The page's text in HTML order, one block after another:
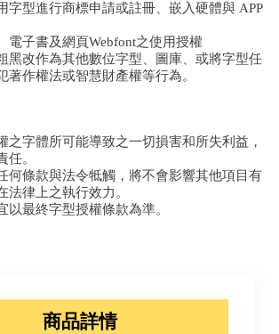
字型進行商標申請或註冊、嵌入硬體與 APP
電子書及網頁Webfont之使用授權
黑改作為其他數位字型、圖庫、或將字型任
著作權法或智慧財產權等行為。
之字體所可能導致之一切損害和所失利益，
任。
何條款與法令牴觸，將不會影響其他項目有
法律上之執行效力。
以最終字型授權條款為準。
商品詳情